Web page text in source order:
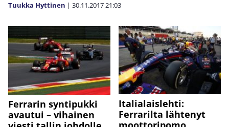
Tuukka Hyttinen | 30.11.201721:03
Ferrarin syntipukki
avautui – vihainen
Italialaislehti:
Ferrarilta lähtenyt